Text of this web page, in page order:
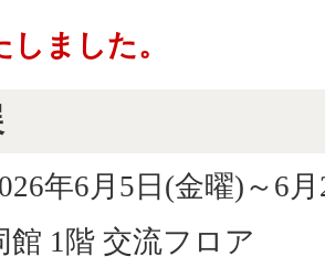
ました。
年6月5日(金曜)～6
館 1階 交流フロア